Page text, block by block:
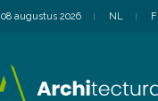
08 augustus 2026 NL